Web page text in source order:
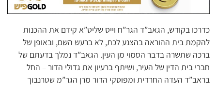
כדרכו בקודש, הגאב”ד הגר”ח וייס שליט”א קידם את ההכנות
להקמת בית ההוראה בהצנע לכת, לא ברעש השם, ובאופן של
ברכה שתשרה בדבר הסמוי מן העין. הגאב”ד נמלך בדעתם של
חברי בית הדין של העיר, ושיתף ברעיון את גדולי הדור – החל
בראב”ד העדה החרדית ומפוסקי הדור מרן הגר”מ שטרנבוך